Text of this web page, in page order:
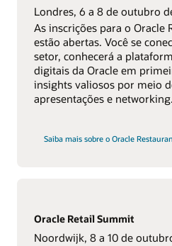
Londres, 6 a 8 de outubro
As inscrições para o Oracle
estão abertas. Você se
setor, conhecerá a
digitais da Oracle em
insights valiosos por meio
apresentações e networking.
Saiba mais sobre o Oracle
Oracle Retail Summit
Noordwijk, 8 a 10 de